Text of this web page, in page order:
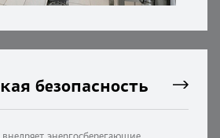
безопасность
энергосберегающие